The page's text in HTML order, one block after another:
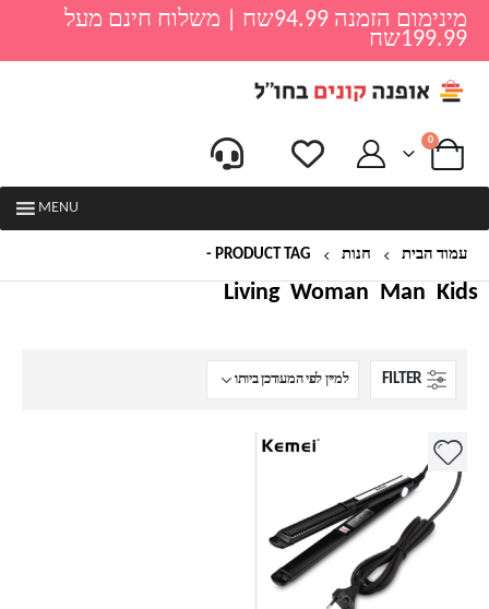
מינימום הזמנה 94.99שח | משלוח חינם מעל
199.99שח
0
MENU
עמוד הבית חנות PRODUCT TAG -
Kids
Man
Woman
Living
FILTER